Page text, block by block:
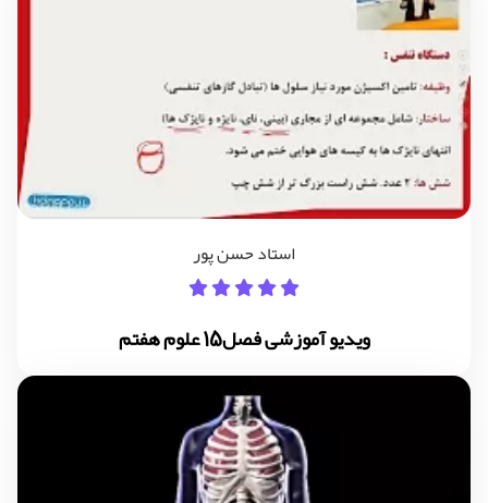
استاد حسن پور
ویدیو آموزشی فصل15 علوم هفتم